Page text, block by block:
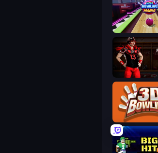
Super Bowling
Axis Football
3D Bowling